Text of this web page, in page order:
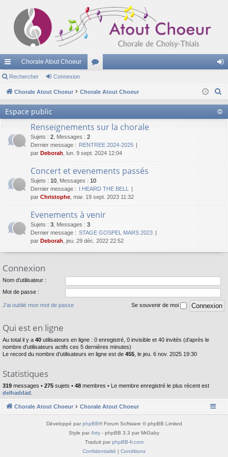
cc
ès
de
Chorale Atout Choeur
u ne
Rechercher Connexion
Chorale Atout Choeur Chorale Atout Choeur
Espace public
Renseignements sur la chorale
Sujets : 2 Messages : 2
Dernier message : RENTREE 2024-2025
par Deborah , lun. 9 sept. 2024 12:04
Concert et evenements passés
Sujets : 10 Messages : 10
Dernier message : I HEARD THE BELL
par Christophe , mar. 19 sept. 2023 11:32
Evenements à venir
Sujets : 3 Messages : 3
Dernier message : STAGE GOSPEL MARS 2023
par Deborah , jeu. 29 déc. 2022 22:52
Connexion
Nom d’utilisateur :
Mot de passe :
J’ai oublié mon mot de passe Se souvenir de moi
Qui est en ligne
Au total il y a 40 utilisateurs en ligne : 0 enregistré, 0 invisible et 40 invités (d’après le
nombre d’utilisateurs actifs ces 5 dernières minutes)
Le record du nombre d’utilisateurs en ligne est de 455 , le jeu. 6 nov. 2025 19:30
Statistiques
319 messages • 275 sujets • 48 membres • Le membre enregistré le plus récent est
delhaddad
Chorale Atout Choeur Chorale Atout Choeur
Développé par phpBB® Forum Software © phpBB Limited
Style par Arty - phpBB 3.3 par MrGaby
Traduit par phpBB-fr.com
Confidentialité
Conditions